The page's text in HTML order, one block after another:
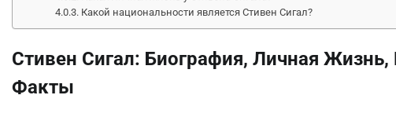
Какой национальности является Стивен Сигал?
Стивен Сигал: Биография, Личная
Факты